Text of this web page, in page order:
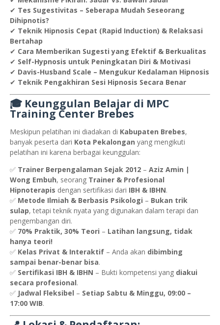
✔ Tes Sugestivitas – Seberapa Mudah Seseorang
Dihipnotis?
✔ Teknik Hipnosis Cepat (Rapid Induction) & Relaksasi
Bertahap
✔ Cara Memberikan Sugesti yang Efektif & Berkualitas
✔ Self-Hypnosis untuk Peningkatan Diri & Motivasi
✔ Davis-Husband Scale – Mengukur Kedalaman Hipnosis
✔ Teknik Pengakhiran Sesi Hipnosis Secara Benar
🎓 Keunggulan Belajar di MPC
Training Center Brebes
Meskipun pelatihan ini diadakan di Kabupaten Brebes,
banyak peserta dari Kota Pekalongan yang mengikuti
pelatihan ini karena berbagai keunggulan:
✅ Trainer Berpengalaman Sejak 2012 – Aziz Amin |
Wong Embuh, seorang Trainer & Profesional
Hipnoterapis dengan sertifikasi dari IBH & IBHN.
✅ Metode Ilmiah & Berbasis Psikologi – Bukan trik
sulap, tetapi teknik nyata yang digunakan dalam terapi dan
pengembangan diri.
✅ 70% Praktik, 30% Teori – Latihan langsung, tidak
hanya teori!
✅ Kelas Privat & Interaktif – Anda akan dibimbing
sampai benar-benar bisa.
✅ Sertifikasi IBH & IBHN – Bukti kompetensi yang diakui
secara profesional.
✅ Jadwal Fleksibel – Setiap Sabtu & Minggu, 09:00 –
17:00 WIB.